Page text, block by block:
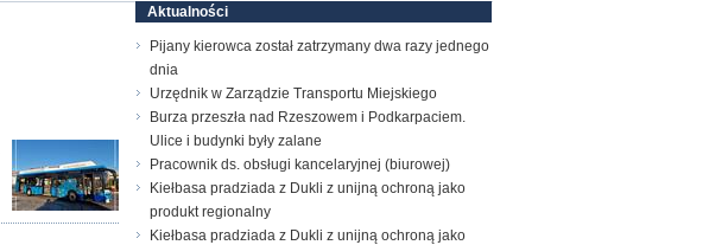
Aktualności
Pijany kierowca został zatrzymany dwa razy jednego
dnia
Urzędnik w Zarządzie Transportu Miejskiego
Burza przeszła nad Rzeszowem i Podkarpaciem.
Ulice i budynki były zalane
Pracownik ds. obsługi kancelaryjnej (biurowej)
Kiełbasa pradziada z Dukli z unijną ochroną jako
produkt regionalny
Kiełbasa pradziada z Dukli z unijną ochroną jako